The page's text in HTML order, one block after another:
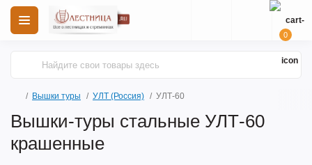
0
Вышки туры УЛТ (Россия) УЛТ-60
Вышки-туры стальные УЛТ-60
крашенные